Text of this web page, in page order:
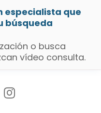
especialista que
búsqueda
o busca
vídeo consulta.